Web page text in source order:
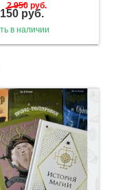
2 950 руб.
руб.
в наличии